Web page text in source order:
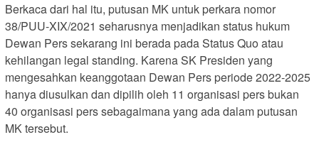
Berkaca dari hal itu, putusan MK untuk perkara nomor
38/PUU-XIX/2021 seharusnya menjadikan status hukum
Dewan Pers sekarang ini berada pada Status Quo atau
kehilangan legal standing. Karena SK Presiden yang
mengesahkan keanggotaan Dewan Pers periode 2022-2025
hanya diusulkan dan dipilih oleh 11 organisasi pers bukan
40 organisasi pers sebagaimana yang ada dalam putusan
MK tersebut.